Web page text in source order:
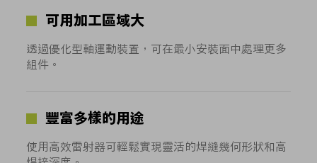
可用加工區域大
透過優化型軸運動裝置，可在最小安裝面中處理更多
組件。
豐富多樣的用途
使用高效雷射器可輕鬆實現靈活的焊縫幾何形狀和高